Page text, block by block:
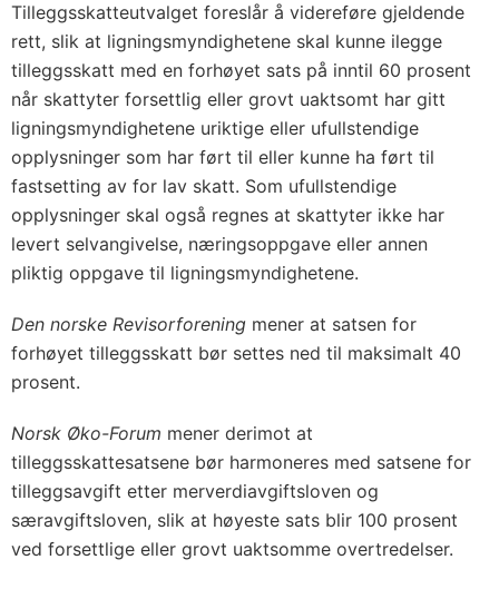
Tilleggsskatteutvalget foreslår å videreføre gjeldende
rett, slik at ligningsmyndighetene skal kunne ilegge
tilleggsskatt med en forhøyet sats på inntil 60 prosent
når skattyter forsettlig eller grovt uaktsomt har gitt
ligningsmyndighetene uriktige eller ufullstendige
opplysninger som har ført til eller kunne ha ført til
fastsetting av for lav skatt. Som ufullstendige
opplysninger skal også regnes at skattyter ikke har
levert selvangivelse, næringsoppgave eller annen
pliktig oppgave til ligningsmyndighetene.
Den norske Revisorforening mener at satsen for
forhøyet tilleggsskatt bør settes ned til maksimalt 40
prosent.
Norsk Øko-Forum mener derimot at
tilleggsskattesatsene bør harmoneres med satsene for
tilleggsavgift etter merverdiavgiftsloven og
særavgiftsloven, slik at høyeste sats blir 100 prosent
ved forsettlige eller grovt uaktsomme overtredelser.